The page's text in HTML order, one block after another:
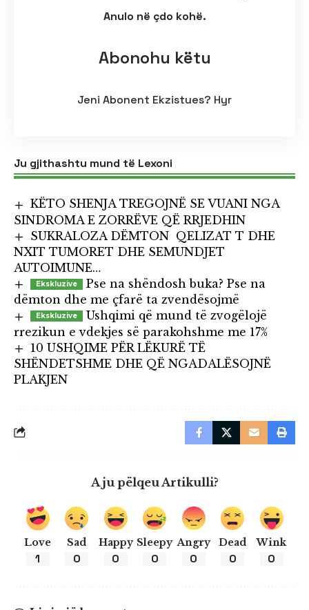
Anulo në çdo kohë.
Abonohu këtu
Jeni Abonent Ekzistues? Hyr
Ju gjithashtu mund të Lexoni
KËTO SHENJA TREGOJNË SE VUANI NGA
SINDROMA E ZORRËVE QË RRJEDHIN
SUKRALOZA DËMTON QELIZAT T DHE
NXIT TUMORET DHE SEMUNDJET
AUTOIMUNE…
Pse na shëndosh buka? Pse na
dëmton dhe me çfarë ta zvendësojmë
Ushqimi që mund të zvogëlojë
rrezikun e vdekjes së parakohshme me 17%
10 USHQIME PËR LËKURË TË
SHËNDETSHME DHE QË NGADALËSOJNË
PLAKJEN
A ju pëlqeu Artikulli?
Love
1
Sad
0
Happy
0
Sleepy
0
Angry
0
Dead
0
Wink
0